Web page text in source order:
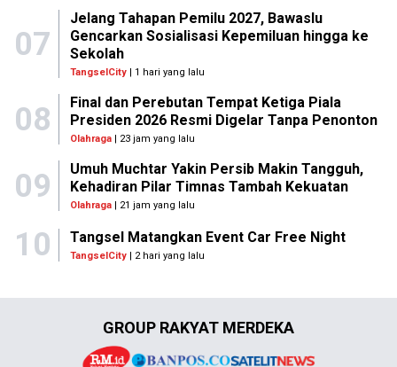
07
Jelang Tahapan Pemilu 2027, Bawaslu
Gencarkan Sosialisasi Kepemiluan hingga ke
Sekolah
TangselCity| 1 hari yang lalu
08
Final dan Perebutan Tempat Ketiga Piala
Presiden 2026 Resmi Digelar Tanpa Penonton
Olahraga| 23 jam yang lalu
09
Umuh Muchtar Yakin Persib Makin Tangguh,
Kehadiran Pilar Timnas Tambah Kekuatan
Olahraga| 21 jam yang lalu
10 Tangsel Matangkan Event Car Free Night
TangselCity | 2 hari yang lalu
GROUP RAKYAT MERDEKA